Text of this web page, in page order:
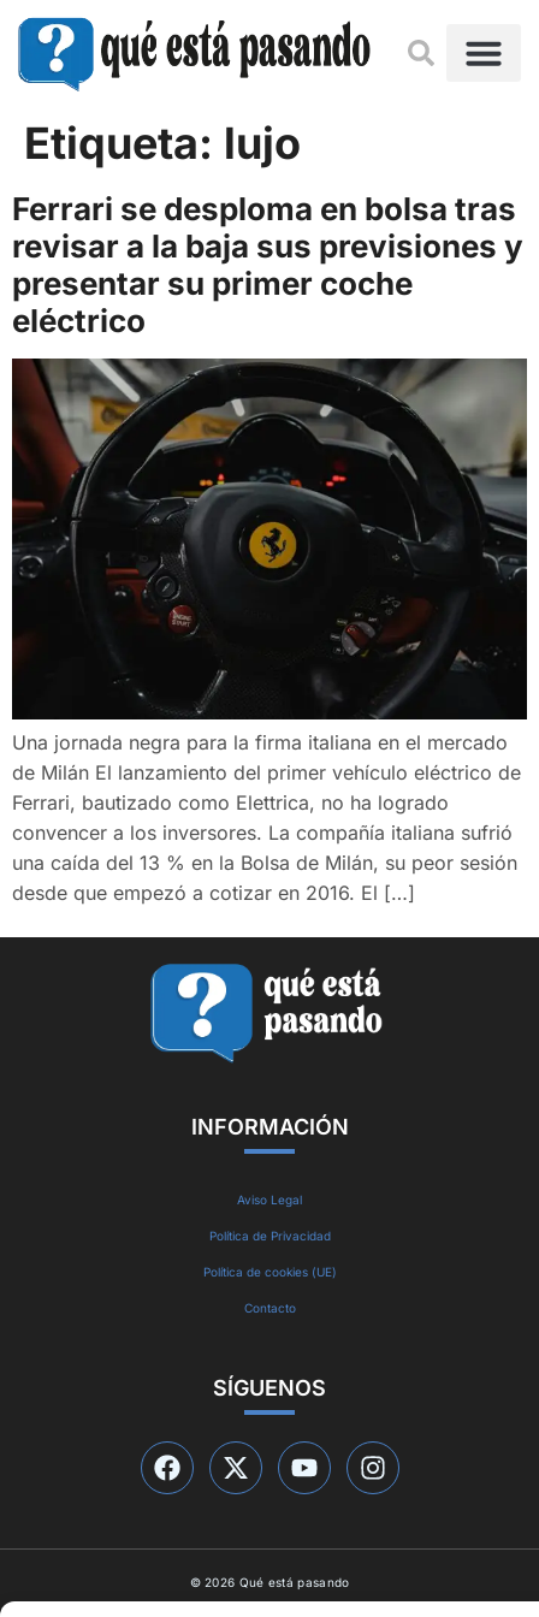
Etiqueta: lujo
Ferrari se desploma en bolsa tras
revisar a la baja sus previsiones y
presentar su primer coche
eléctrico
Una jornada negra para la firma italiana en el mercado
de Milán El lanzamiento del primer vehículo eléctrico de
Ferrari, bautizado como Elettrica, no ha logrado
convencer a los inversores. La compañía italiana sufrió
una caída del 13 % en la Bolsa de Milán, su peor sesión
desde que empezó a cotizar en 2016. El […]
INFORMACIÓN
Aviso Legal
Política de Privacidad
Política de cookies (UE)
Contacto
SÍGUENOS
© 2026 Qué está pasando
Diseño web porideasyletras.com